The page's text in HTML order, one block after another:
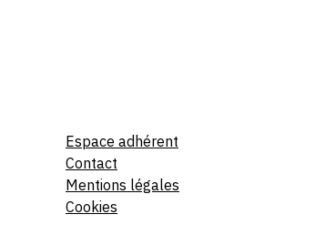
Espace adhérent
Contact
Mentions légales
Cookies